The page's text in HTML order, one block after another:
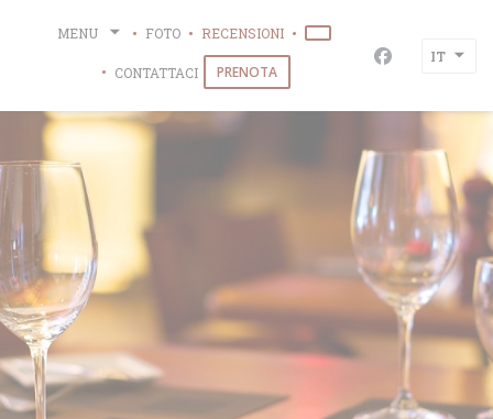
MENU FOTO RECENSIONI
((APRE UNA NUOVA
CONTATTACI
PRENOTA Facebook
IT